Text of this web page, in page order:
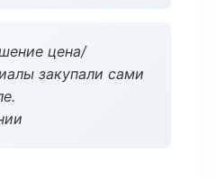
цена/
закупали сами